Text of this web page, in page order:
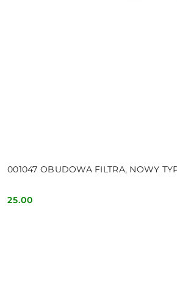
001047 OBUDOWA FILTRA, NOWY
Cena:
25.00